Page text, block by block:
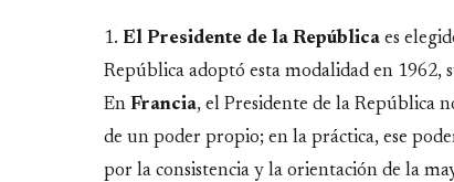
1. El Presidente de la República es
República adoptó esta modalidad en
En Francia, el Presidente de la República
de un poder propio; en la práctica, ese
por la consistencia y la orientación de la